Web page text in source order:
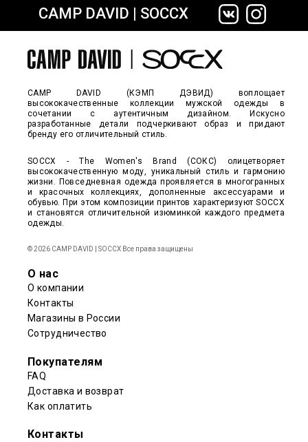
сайте СДЭК
CAMP DAVID | SOCCX
CAMP DAVID (КЭМП ДЭВИД) воплощает
высококачественные коллекции мужской одежды в
сочетании с аутентичным дизайном. Искусно
разработанные детали подчеркивают образ и придают
бренду его отличительный стиль.
SOCCX - The Women's Brand (СОКС) олицетворяет
высококачественную моду, уникальный стиль и гармонию
жизни. Повседневная одежда проявляется в многогранных
и красочных коллекциях, дополненные аксессуарами и
обувью. При этом композиции принтов характеризуют SOCCX
и становятся отличительной изюминкой каждого предмета
одежды.
© 2026 CAMP DAVID | SOCCX Все права защищены
О нас
О компании
Контакты
Магазины в России
Сотрудничество
Покупателям
FAQ
Доставка и возврат
Как оплатить
Контакты